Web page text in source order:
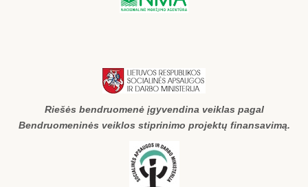
Riešės bendruomenė įgyvendina veiklas pagal
Bendruomeninės veiklos stiprinimo projektų finansavimą.